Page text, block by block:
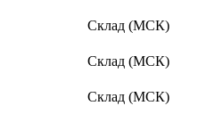
Склад (МСК)
Склад (МСК)
Склад (МСК)